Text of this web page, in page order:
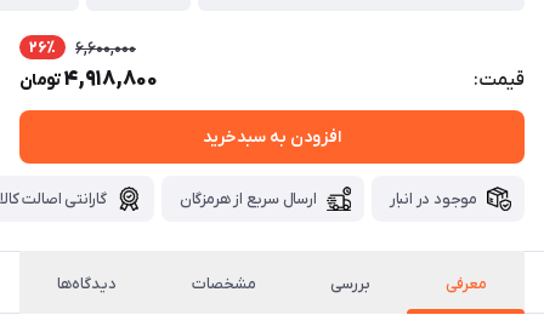
قیمت:
6,600,000 26٪
4,918,800تومان
افزودن به سبدخرید
موجود در انبار ارسال سریع از هرمزگان گارانتی اصالت کالا
معرفی بررسی مشخصات دیدگاه‌ها